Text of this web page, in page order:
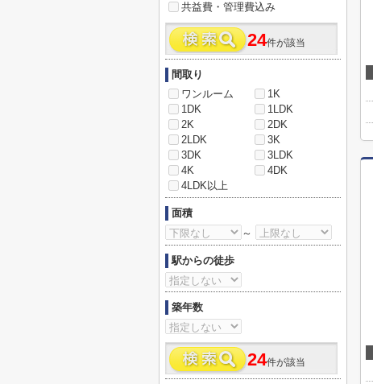
共益費・管理費込み
24件が該当
間取り
ワンルーム
1K
1DK
1LDK
2K
2DK
2LDK
3K
3DK
3LDK
4K
4DK
4LDK以上
面積
～
駅からの徒歩
築年数
24件が該当